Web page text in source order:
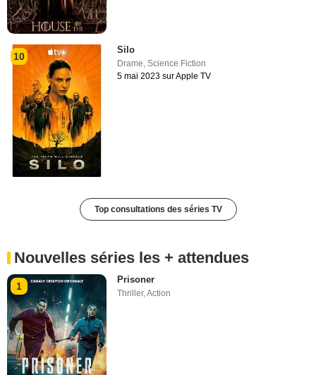
10
Silo
Drame,Science Fiction
5 mai 2023 sur Apple TV
Top consultations des séries TV
Nouvelles séries les + attendues
1
Prisoner
Thriller,Action